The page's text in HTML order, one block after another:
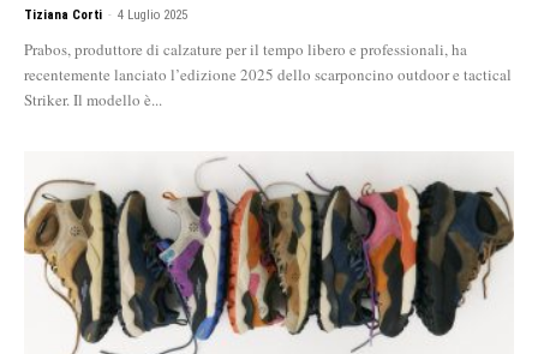
Tiziana Corti - 4 Luglio 2025
Prabos, produttore di calzature per il tempo libero e professionali, ha
recentemente lanciato l’edizione 2025 dello scarponcino outdoor e tactical
Striker. Il modello è...